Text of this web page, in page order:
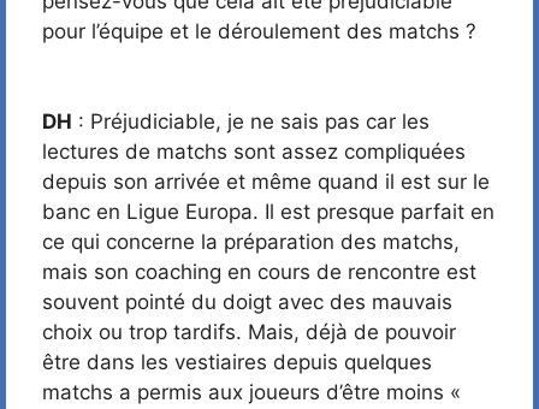
pour l’équipe et le déroulement des matchs ?
DH : Préjudiciable, je ne sais pas car les
lectures de matchs sont assez compliquées
depuis son arrivée et même quand il est sur le
banc en Ligue Europa. Il est presque parfait en
ce qui concerne la préparation des matchs,
mais son coaching en cours de rencontre est
souvent pointé du doigt avec des mauvais
choix ou trop tardifs. Mais, déjà de pouvoir
être dans les vestiaires depuis quelques
matchs a permis aux joueurs d’être moins «